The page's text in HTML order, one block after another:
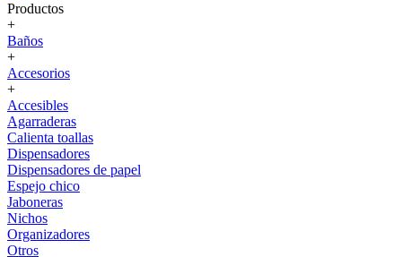
Productos
+
Baños
+
Accesorios
+
Accesibles
Agarraderas
Calienta toallas
Dispensadores
Dispensadores de papel
Espejo chico
Jaboneras
Nichos
Organizadores
Otros